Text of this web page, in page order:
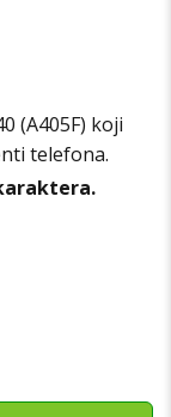
(A405F) koji
telefona.